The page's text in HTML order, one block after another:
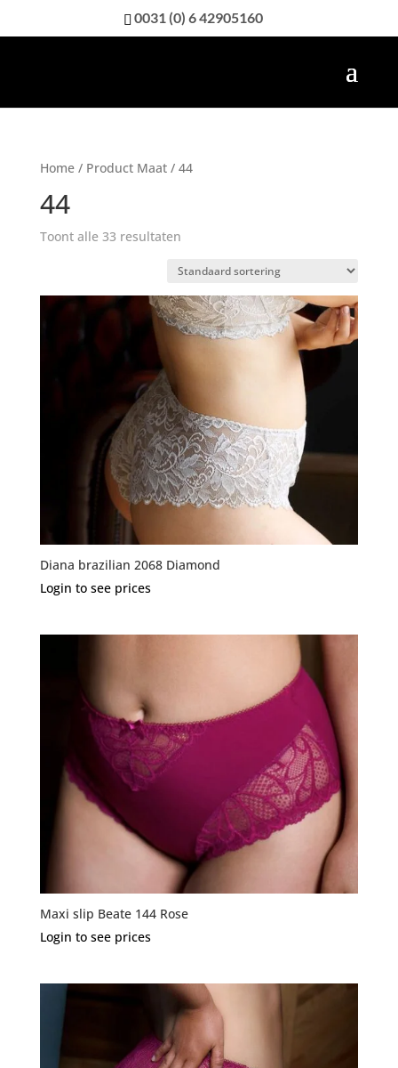
0031 (0) 6 42905160
Home/ Product Maat / 44
44
Toont alle 33 resultaten
Diana brazilian 2068 Diamond
Login to see prices
Maxi slip Beate 144 Rose
Login to see prices